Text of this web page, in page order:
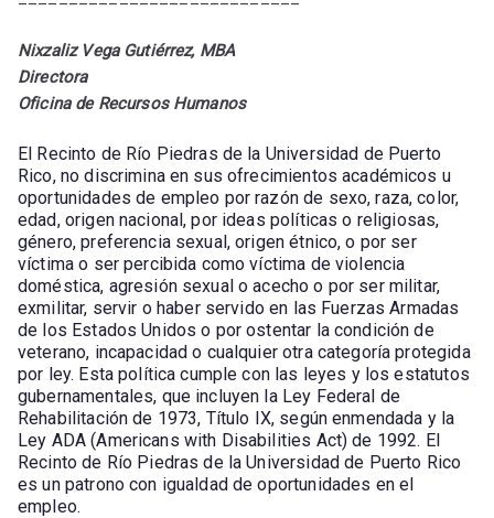
Nixzaliz Vega Gutiérrez, MBA
Directora
Oficina de Recursos Humanos
El Recinto de Río Piedras de la Universidad de Puerto
Rico, no discrimina en sus ofrecimientos académicos u
oportunidades de empleo por razón de sexo, raza, color,
edad, origen nacional, por ideas políticas o religiosas,
género, preferencia sexual, origen étnico, o por ser
víctima o ser percibida como víctima de violencia
doméstica, agresión sexual o acecho o por ser militar,
exmilitar, servir o haber servido en las Fuerzas Armadas
de los Estados Unidos o por ostentar la condición de
veterano, incapacidad o cualquier otra categoría protegida
por ley. Esta política cumple con las leyes y los estatutos
gubernamentales, que incluyen la Ley Federal de
Rehabilitación de 1973, Título IX, según enmendada y la
Ley ADA (Americans with Disabilities Act) de 1992. El
Recinto de Río Piedras de la Universidad de Puerto Rico
es un patrono con igualdad de oportunidades en el
empleo.